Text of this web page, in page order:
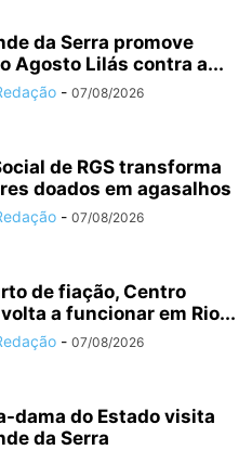
da Serra promove
Agosto Lilás contra a...
- 07/08/2026
de RGS transforma
doados em agasalhos
- 07/08/2026
de fiação, Centro
a funcionar em Rio...
- 07/08/2026
dama do Estado visita
da Serra